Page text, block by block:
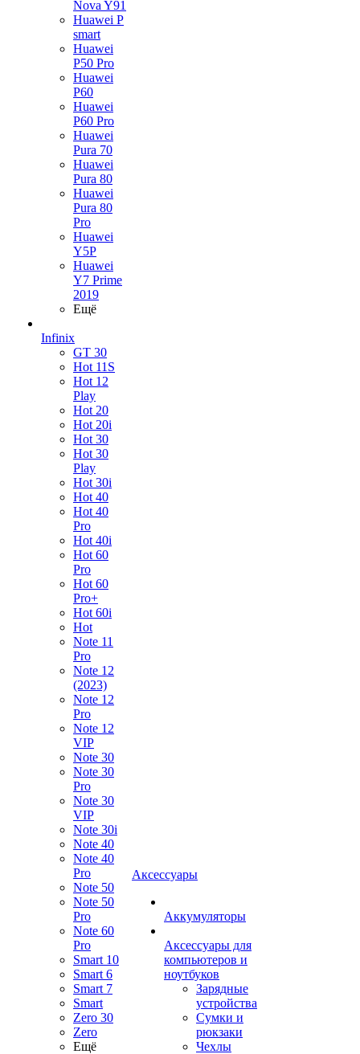
Nova Y91
Huawei P
smart
Huawei
P50 Pro
Huawei
P60
Huawei
P60 Pro
Huawei
Pura 70
Huawei
Pura 80
Huawei
Pura 80
Pro
Huawei
Y5P
Huawei
Y7 Prime
2019
Ещё
Infinix
GT 30
Hot 11S
Hot 12
Play
Hot 20
Hot 20i
Hot 30
Hot 30
Play
Hot 30i
Hot 40
Hot 40
Pro
Hot 40i
Hot 60
Pro
Hot 60
Pro+
Hot 60i
Hot
Note 11
Pro
Note 12
(2023)
Note 12
Pro
Note 12
VIP
Note 30
Note 30
Pro
Note 30
VIP
Note 30i
Note 40
Note 40
Pro
Note 50
Note 50
Pro
Note 60
Pro
Smart 10
Smart 6
Smart 7
Smart
Zero 30
Zero
Ещё
Аксессуары
Аккумуляторы
Аксессуары для
компьютеров и
ноутбуков
Зарядные
устройства
Сумки и
рюкзаки
Чехлы